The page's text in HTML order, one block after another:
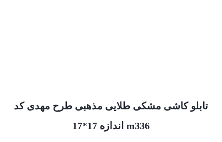
تابلو کاشی مشکی طلایی مذهبی طرح مهدی کد
m336 اندازه 17*17